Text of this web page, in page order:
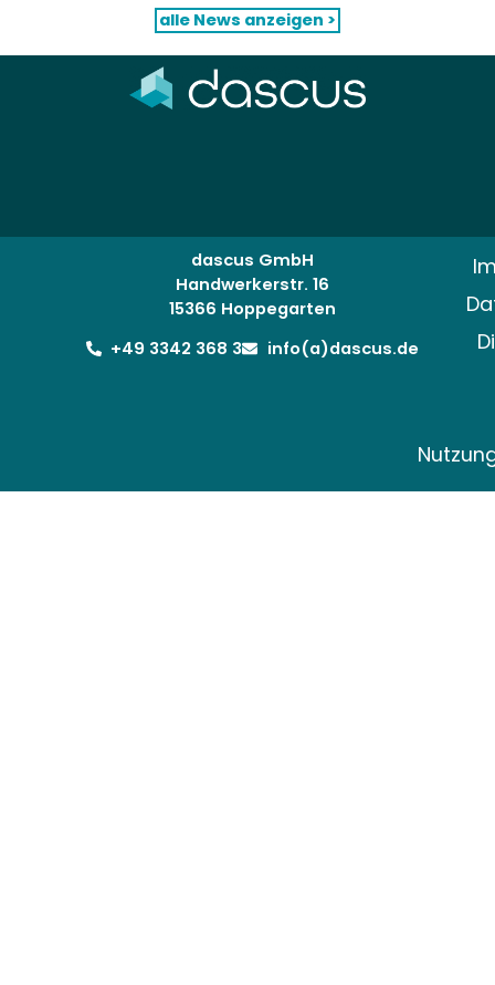
alle News anzeigen >
dascus GmbH
Handwerkerstr. 16
15366 Hoppegarten
+49 3342 368 3
info(a)dascus.de